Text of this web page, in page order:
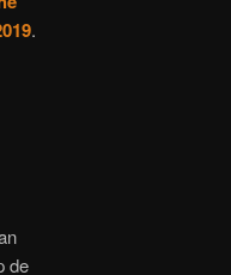
.
de